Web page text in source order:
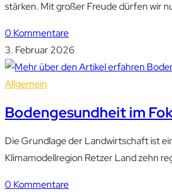
stärken. Mit großer Freude dürfen wir
0 Kommentare
3. Februar 2026
Allgemein
Bodengesundheit im
Die Grundlage der Landwirtschaft ist
Klimamodellregion Retzer Land zehn
0 Kommentare